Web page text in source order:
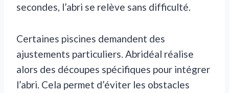
secondes, l’abri se relève sans difficulté.
Certaines piscines demandent des
ajustements particuliers. Abridéal réalise
alors des découpes spécifiques pour intégrer
l’abri. Cela permet d’éviter les obstacles